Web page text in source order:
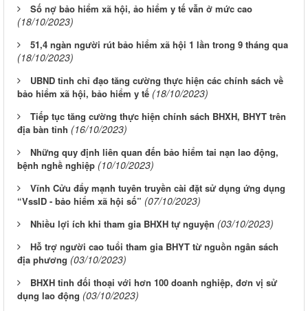
Số nợ bảo hiểm xã hội, ảo hiểm y tế vẫn ở mức cao
(18/10/2023)
51,4 ngàn người rút bảo hiểm xã hội 1 lần trong 9 tháng qua
(18/10/2023)
UBND tỉnh chỉ đạo tăng cường thực hiện các chính sách về
bảo hiểm xã hội, bảo hiểm y tế (18/10/2023)
Tiếp tục tăng cường thực hiện chính sách BHXH, BHYT trên
địa bàn tỉnh (16/10/2023)
Những quy định liên quan đến bảo hiểm tai nạn lao động,
bệnh nghề nghiệp (10/10/2023)
Vĩnh Cửu đẩy mạnh tuyên truyền cài đặt sử dụng ứng dụng
“VssID - bảo hiểm xã hội số” (07/10/2023)
Nhiều lợi ích khi tham gia BHXH tự nguyện (03/10/2023)
Hỗ trợ người cao tuổi tham gia BHYT từ nguồn ngân sách
địa phương (03/10/2023)
BHXH tỉnh đối thoại với hơn 100 doanh nghiệp, đơn vị sử
dụng lao động (03/10/2023)